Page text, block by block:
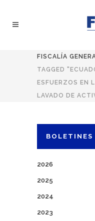
FISCALÍA
TAGGED
ESFUERZOS EN
LAVADO DE
BOLETINES
2026
2025
2024
2023